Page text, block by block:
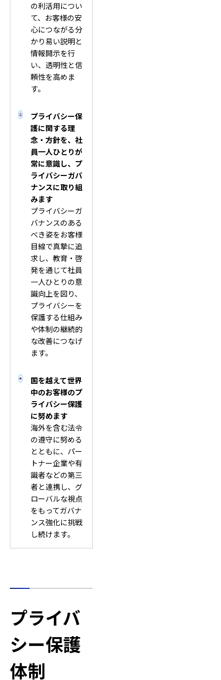
の利活用につい
て、お客様の安
心につながる分
かり易い説明と
情報開示を行
い、透明性と信
頼性を高めま
す。
プライバシー保
護に関する理
念・方針を、社
員一人ひとりが
常に意識し、プ
ライバシーガバ
ナンスに取り組
みます
プライバシーガ
バナンスのある
べき姿をお客様
目線で真摯に追
求し、教育・啓
発を通じて社員
一人ひとりの意
識向上を図り、
プライバシーを
保護する仕組み
や体制の継続的
な改善につなげ
ます。
国を越えて世界
中のお客様のプ
ライバシー保護
に努めます
海外を含む法令
の遵守に努める
とともに、パー
トナー企業や有
識者などの第三
者と連携し、グ
ローバルな視点
をもってガバナ
ンス強化に挑戦
し続けます。
プライバ
シー保護
体制